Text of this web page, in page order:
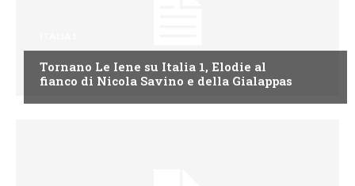
Tornano Le Iene su Italia 1, Elodie al
fianco di Nicola Savino e della Gialappas